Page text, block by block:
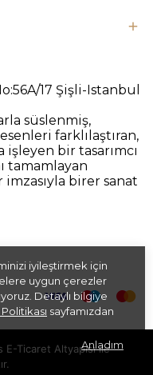
iyileştirmek için
uygun çerezler
Detaylı bilgiye
sayfamızdan
Anladım
17 Şişli-Istanbul
süslenmiş,
farklılaştıran,
işleyen bir tasarımcı
tamamlayan
imzasıyla birer sanat
E-Ticaret Altyapısı ile